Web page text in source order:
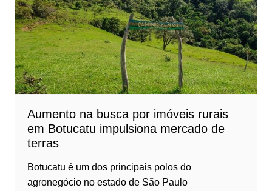
Aumento na busca por imóveis rurais
em Botucatu impulsiona mercado de
terras
Botucatu é um dos principais polos do
agronegócio no estado de São Paulo